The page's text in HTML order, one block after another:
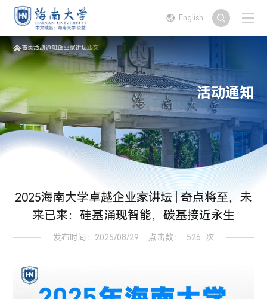
English
首页活动通知企业家讲坛正文
活动通知
2025海南大学卓越企业家讲坛 | 奇点将至，未
来已来：硅基涌现智能，碳基接近永生
发布时间：2025/08/29 点击数： 526 次